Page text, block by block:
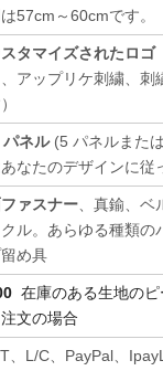
57cm～60cmです。
タマイズされたロゴ
、アップリケ刺繍、刺
ネル (5 パネルまた
なたのデザインに従
ァスナー 、真鍮、
クル。あらゆる種類の
め具
在庫のある生地の
文の場合
、L/C、PayPal、